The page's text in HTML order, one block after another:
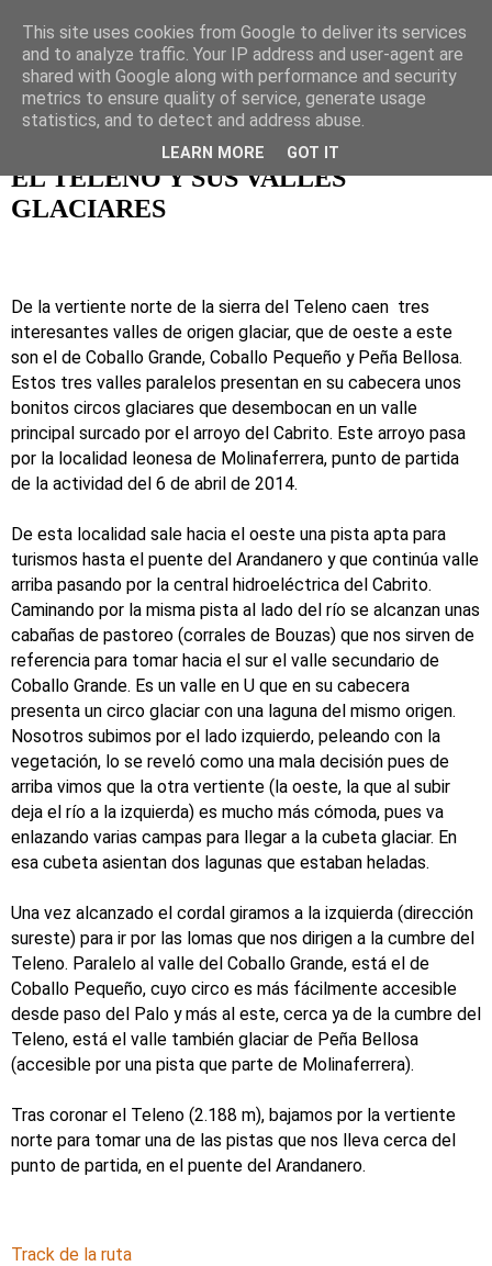
Naturaleza, ocio activo y
viajes
EL TELENO Y SUS VALLES
GLACIARES
De la vertiente norte de la sierra del Teleno caen tres
interesantes valles de origen glaciar, que de oeste a este
son el de Coballo Grande, Coballo Pequeño y Peña Bellosa.
Estos tres valles paralelos presentan en su cabecera unos
bonitos circos glaciares que desembocan en un valle
principal surcado por el arroyo del Cabrito. Este arroyo pasa
por la localidad leonesa de Molinaferrera, punto de partida
de la actividad del 6 de abril de 2014.
De esta localidad sale hacia el oeste una pista apta para
turismos hasta el puente del Arandanero y que continúa valle
arriba pasando por la central hidroeléctrica del Cabrito.
Caminando por la misma pista al lado del río se alcanzan unas
cabañas de pastoreo (corrales de Bouzas) que nos sirven de
referencia para tomar hacia el sur el valle secundario de
Coballo Grande. Es un valle en U que en su cabecera
presenta un circo glaciar con una laguna del mismo origen.
Nosotros subimos por el lado izquierdo, peleando con la
vegetación, lo se reveló como una mala decisión pues de
arriba vimos que la otra vertiente (la oeste, la que al subir
deja el río a la izquierda) es mucho más cómoda, pues va
enlazando varias campas para llegar a la cubeta glaciar. En
esa cubeta asientan dos lagunas que estaban heladas.
Una vez alcanzado el cordal giramos a la izquierda (dirección
sureste) para ir por las lomas que nos dirigen a la cumbre del
Teleno. Paralelo al valle del Coballo Grande, está el de
Coballo Pequeño, cuyo circo es más fácilmente accesible
desde paso del Palo y más al este, cerca ya de la cumbre del
Teleno, está el valle también glaciar de Peña Bellosa
(accesible por una pista que parte de Molinaferrera).
Tras coronar el Teleno (2.188 m), bajamos por la vertiente
norte para tomar una de las pistas que nos lleva cerca del
punto de partida, en el puente del Arandanero.
Track de la ruta
This site uses cookies from Google to deliver its services
and to analyze traffic. Your IP address and user-agent are
shared with Google along with performance and security
metrics to ensure quality of service, generate usage
statistics, and to detect and address abuse.
LEARN MORE GOT IT